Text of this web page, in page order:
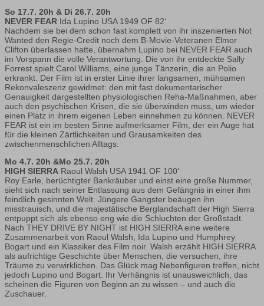
So 17.7. 20h & Di 26.7. 20h
NEVER FEAR Ida Lupino USA 1949 OF 82‘
Nachdem sie bei dem schon fast komplett von ihr inszenierten Not
Wanted den Regie-Credit noch dem B-Movie-Veteranen Elmor
Clifton überlassen hatte, übernahm Lupino bei NEVER FEAR auch
im Vorspann die volle Verantwortung. Die von ihr entdeckte Sally
Forrest spielt Carol Williams, eine junge Tänzerin, die an Polio
erkrankt. Der Film ist in erster Linie ihrer langsamen, mühsamen
Rekonvaleszenz gewidmet: den mit fast dokumentarischer
Genauigkeit dargestellten physiologischen Reha-Maßnahmen, aber
auch den psychischen Krisen, die sie überwinden muss, um wieder
einen Platz in ihrem eigenen Leben einnehmen zu können. NEVER
FEAR ist ein im besten Sinne aufmerksamer Film, der ein Auge hat
für die kleinen Zärtlichkeiten und Grausamkeiten des
zwischenmenschlichen Alltags.
Mo 4.7. 20h &Mo 25.7. 20h
HIGH SIERRA Raoul Walsh USA 1941 OF 100‘
Roy Earle, berüchtigter Bankräuber und einst eine große Nummer,
sieht sich nach seiner Entlassung aus dem Gefängnis in einer ihm
feindlich gesinnten Welt. Jüngere Gangster beäugen ihn
misstrauisch, und die majestätische Berglandschaft der High Sierra
entpuppt sich als ebenso eng wie die Schluchten der Großstadt.
Nach THEY DRIVE BY NIGHT ist HIGH SIERRA eine weitere
Zusammenarbeit von Raoul Walsh, Ida Lupino und Humphrey
Bogart und ein Klassiker des Film noir. Walsh erzählt HIGH SIERRA
als aufrichtige Geschichte über Menschen, die versuchen, ihre
Träume zu verwirklichen. Das Glück mag Nebenfiguren treffen, nicht
jedoch Lupino und Bogart. Ihr Verhängnis ist unausweichlich, das
scheinen die Figuren von Beginn an zu wissen – und auch die
Zuschauer.